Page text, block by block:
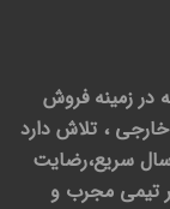
در زمینه فروش
، تلاش دارد
سریع،رضایت
تیمی مجرب و